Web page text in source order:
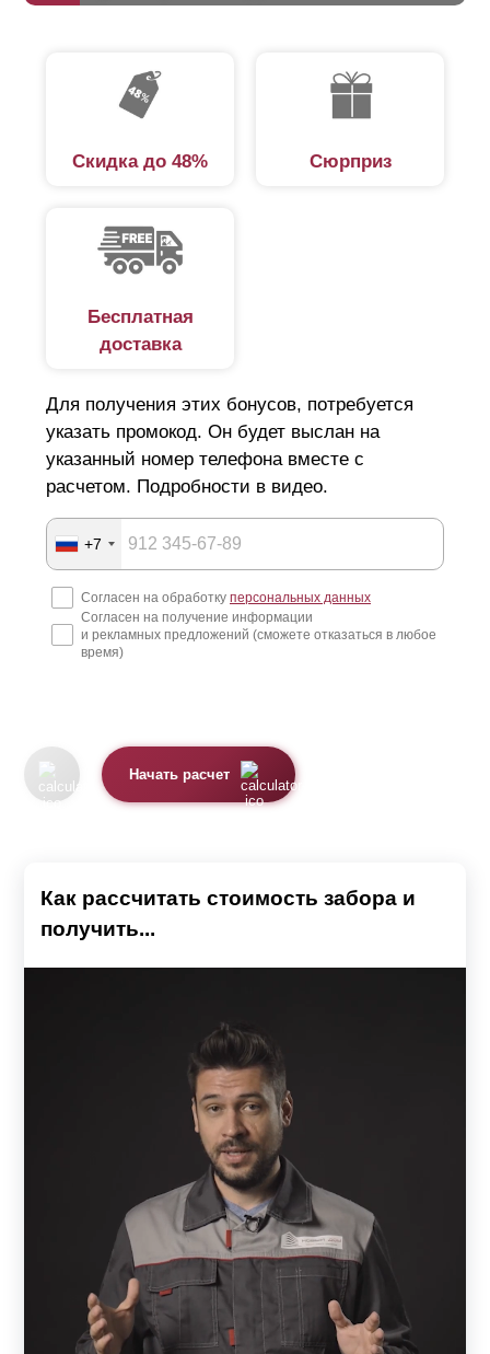
Скидка до 48% Сюрприз
Бесплатная
доставка
Для получения этих бонусов, потребуется
указать промокод. Он будет выслан на
указанный номер телефона вместе с
расчетом. Подробности в видео.
+7
Согласен на обработку персональных данных
Согласен на получение информации
и рекламных предложений (сможете отказаться в любое
время)
Начать расчет
Как рассчитать стоимость забора и
получить...